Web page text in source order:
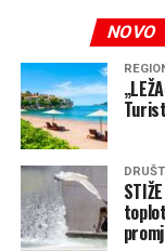
koje koriste vodu
potrošnju.
Suša i izrazito
posebno su
planinama.
izvor vode za
zabeležen
merenja.
NOVO